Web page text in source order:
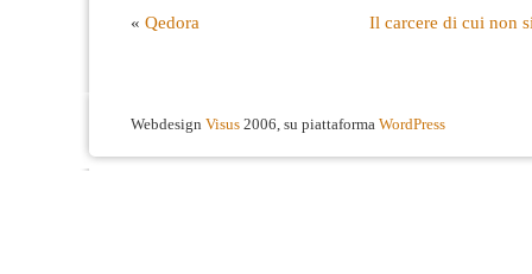
« Qedora Il carcere di cui non
Webdesign Visus 2006, su piattaforma WordPress